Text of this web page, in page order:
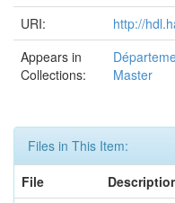
URI:
http://
Appears in
Collections:
Master
Files in This Item:
File